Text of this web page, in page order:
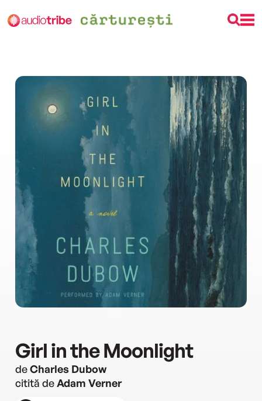
Girl in the Moonlight
deCharles Dubow
citită deAdam Verner